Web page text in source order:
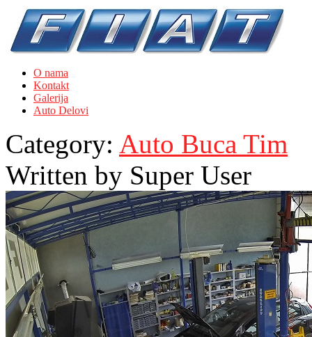
O nama
Kontakt
Galerija
Auto Delovi
Category: Auto Buca Tim
Written by Super User